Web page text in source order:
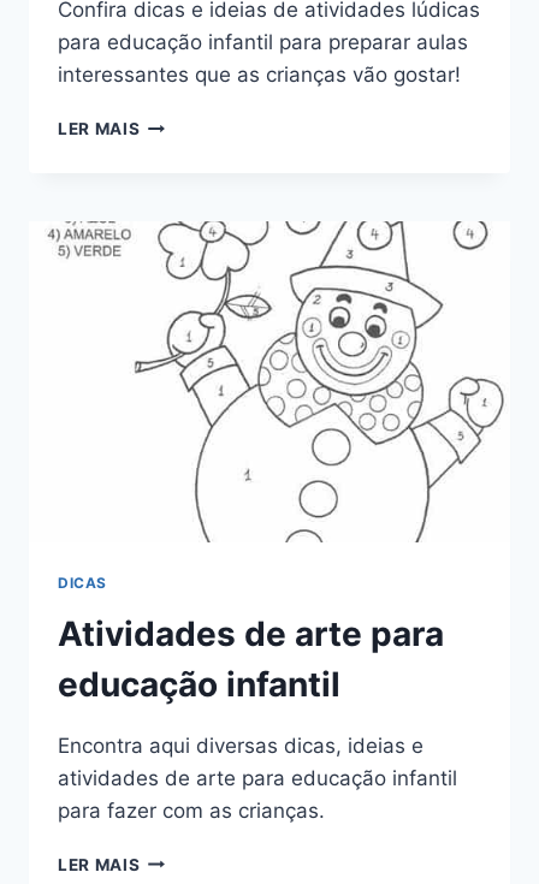
Confira dicas e ideias de atividades lúdicas
para educação infantil para preparar aulas
interessantes que as crianças vão gostar!
LER MAIS ATIVIDADES
INFANTIL
DICAS
Atividades de arte para
educação infantil
Encontra aqui diversas dicas, ideias e
atividades de arte para educação infantil
para fazer com as crianças.
LER MAIS ATIVIDADES